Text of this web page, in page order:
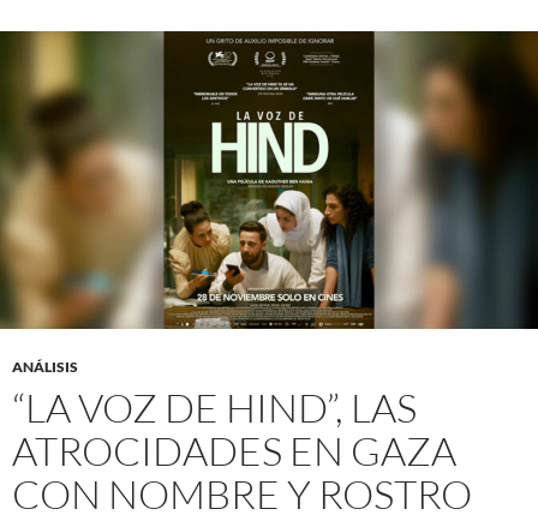
ANÁLISIS
“LA VOZ DE HIND”, LAS
ATROCIDADES EN GAZA
CON NOMBRE Y ROSTRO